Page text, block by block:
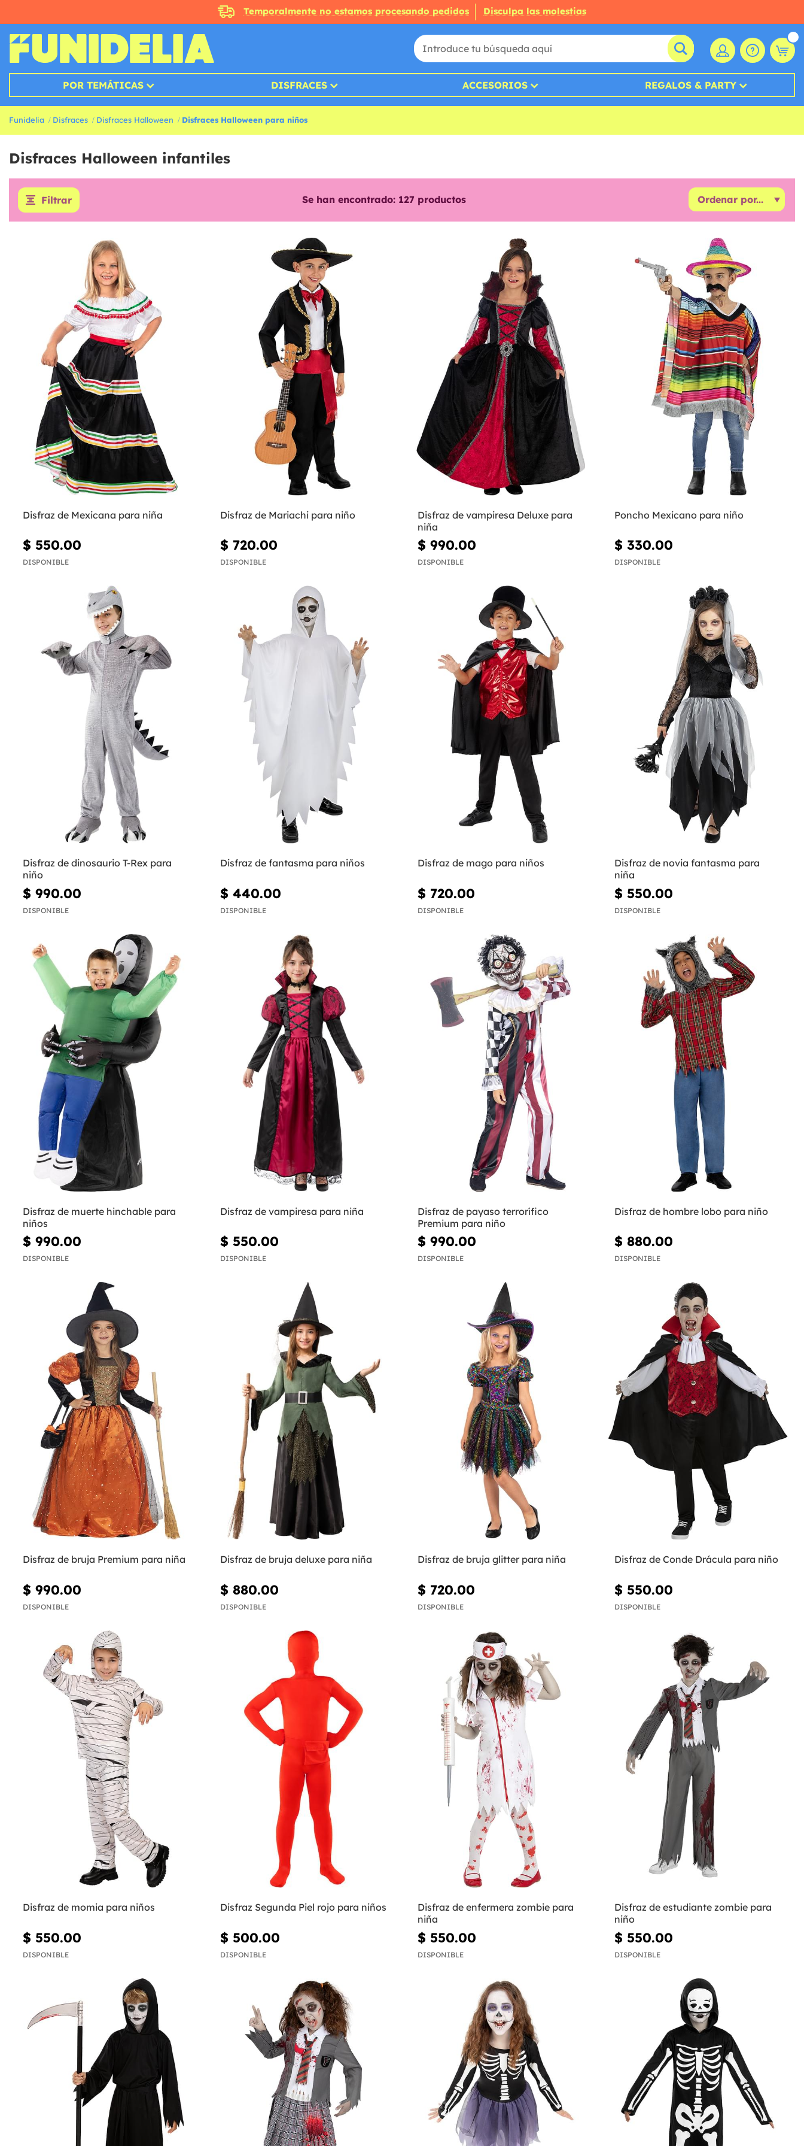
Temporalmente no estamos procesando pedidos Disculpa las molestias
POR TEMÁTICAS DISFRACES ACCESORIOS REGALOS & PARTY
Funidelia Disfraces Disfraces Halloween Disfraces Halloween para niños
Disfraces Halloween infantiles
Filtrar Se han encontrado: 127 productos
Disfraz de Mexicana para niña
$ 550.00
DISPONIBLE
Disfraz de Mariachi para niño
$ 720.00
DISPONIBLE
Disfraz de vampiresa Deluxe para
niña
$ 990.00
DISPONIBLE
Poncho Mexicano para niño
$ 330.00
DISPONIBLE
Disfraz de dinosaurio T-Rex para
niño
$ 990.00
DISPONIBLE
Disfraz de fantasma para niños
$ 440.00
DISPONIBLE
Disfraz de mago para niños
$ 720.00
DISPONIBLE
Disfraz de novia fantasma para
niña
$ 550.00
DISPONIBLE
Disfraz de muerte hinchable para
niños
$ 990.00
DISPONIBLE
Disfraz de vampiresa para niña
$ 550.00
DISPONIBLE
Disfraz de payaso terrorífico
Premium para niño
$ 990.00
DISPONIBLE
Disfraz de hombre lobo para niño
$ 880.00
DISPONIBLE
Disfraz de bruja Premium para niña
$ 990.00
DISPONIBLE
Disfraz de bruja deluxe para niña
$ 880.00
DISPONIBLE
Disfraz de bruja glitter para niña
$ 720.00
DISPONIBLE
Disfraz de Conde Drácula para niño
$ 550.00
DISPONIBLE
Disfraz de momia para niños
$ 550.00
DISPONIBLE
Disfraz Segunda Piel rojo para niños
$ 500.00
DISPONIBLE
Disfraz de enfermera zombie para
niña
$ 550.00
DISPONIBLE
Disfraz de estudiante zombie para
niño
$ 550.00
DISPONIBLE